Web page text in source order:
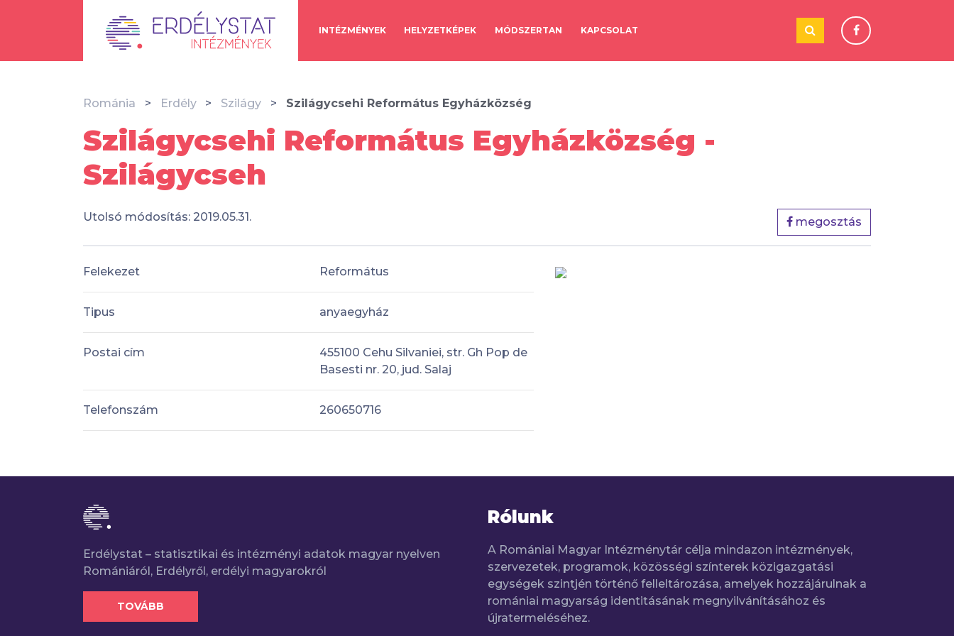
INTÉZMÉNYEK HELYZETKÉPEK MÓDSZERTAN KAPCSOLAT
Románia Erdély Szilágy Szilágycsehi Református Egyházközség
Szilágycsehi Református Egyházközség -
Szilágycseh
Utolsó módosítás: 2019.05.31. megosztás
Felekezet Református
Tipus anyaegyház
Postai cím
455100 Cehu Silvaniei, str. Gh Pop de
Basesti nr. 20, jud. Salaj
Telefonszám 260650716
Erdélystat – statisztikai és intézményi adatok magyar nyelven
Romániáról, Erdélyről, erdélyi magyarokról
TOVÁBB
Rólunk
A Romániai Magyar Intézménytár célja mindazon intézmények,
szervezetek, programok, közösségi színterek közigazgatási
egységek szintjén történő felleltározása, amelyek hozzájárulnak a
romániai magyarság identitásának megnyilvánításához és
újratermeléséhez.